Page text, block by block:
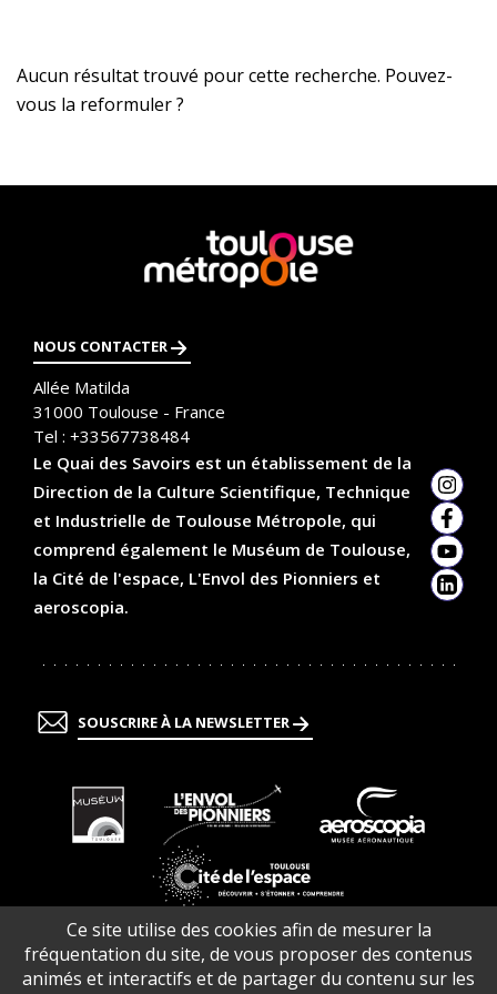
Ce site utilise des cookies afin de mesurer la
fréquentation du site, de vous proposer des contenus
animés et interactifs et de partager du contenu sur les
Aucun résultat trouvé pour cette recherche. Pouvez-
vous la reformuler ?
En
savoir
plus
NOUS CONTACTER
Allée Matilda
31000 Toulouse - France
Tel : +33567738484
Le Quai des Savoirs est un établissement de la
Direction de la Culture Scientifique, Technique
et Industrielle de Toulouse Métropole, qui
comprend également le Muséum de Toulouse,
la Cité de l'espace, L'Envol des Pionniers et
aeroscopia.
SOUSCRIRE À LA NEWSLETTER
plus
En
savoir
plus
plus
savoir
plus
Contacts Infos pratiques Offres d’emploi
Plan du site